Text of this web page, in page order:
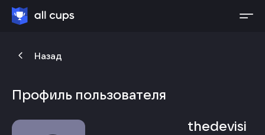
Назад
Профиль пользователя
thedevisi